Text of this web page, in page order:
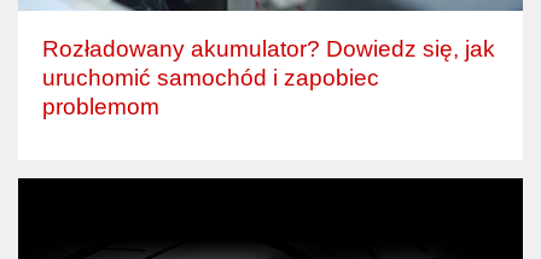
Rozładowany akumulator? Dowiedz się, jak
uruchomić samochód i zapobiec
problemom